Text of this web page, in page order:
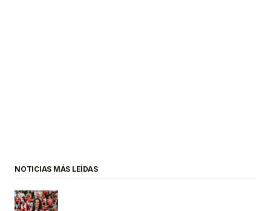
NOTICIAS MÁS LEÍDAS